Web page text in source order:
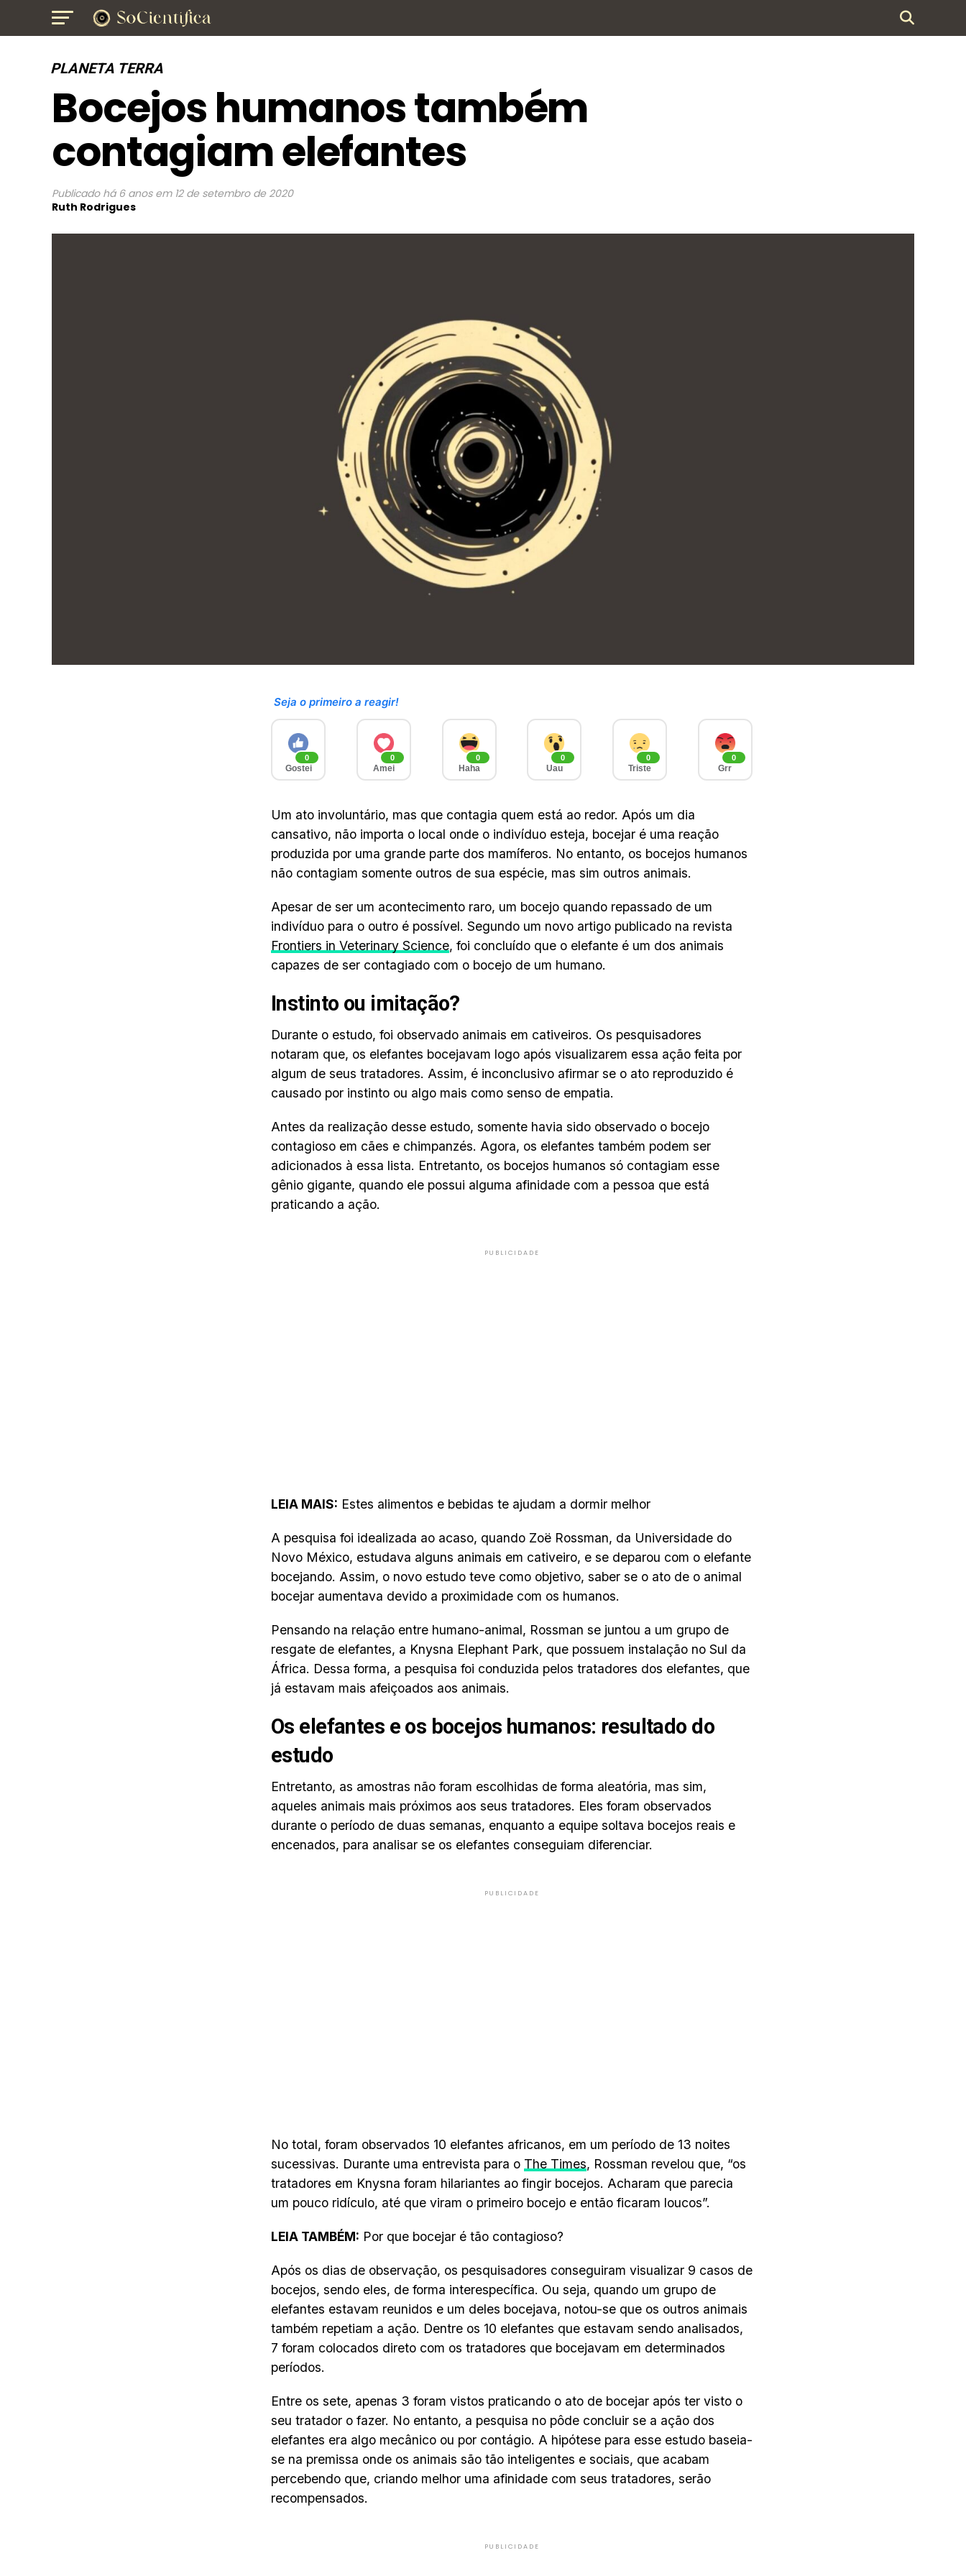
PLANETA TERRA
Bocejos humanos também
contagiam elefantes
Publicado há 6 anos em 12 de setembro de 2020
Ruth Rodrigues
Seja o primeiro a reagir!
0
Gostei
0
Amei
0
Haha
0
Uau
0
Triste
0
Grr
Um ato involuntário, mas que contagia quem está ao redor. Após um dia
cansativo, não importa o local onde o indivíduo esteja, bocejar é uma reação
produzida por uma grande parte dos mamíferos. No entanto, os bocejos humanos
não contagiam somente outros de sua espécie, mas sim outros animais.
Apesar de ser um acontecimento raro, um bocejo quando repassado de um
indivíduo para o outro é possível. Segundo um novo artigo publicado na revista
Frontiers in Veterinary Science, foi concluído que o elefante é um dos animais
capazes de ser contagiado com o bocejo de um humano.
Instinto ou imitação?
Durante o estudo, foi observado animais em cativeiros. Os pesquisadores
notaram que, os elefantes bocejavam logo após visualizarem essa ação feita por
algum de seus tratadores. Assim, é inconclusivo afirmar se o ato reproduzido é
causado por instinto ou algo mais como senso de empatia.
Antes da realização desse estudo, somente havia sido observado o bocejo
contagioso em cães e chimpanzés. Agora, os elefantes também podem ser
adicionados à essa lista. Entretanto, os bocejos humanos só contagiam esse
gênio gigante, quando ele possui alguma afinidade com a pessoa que está
praticando a ação.
PUBLICIDADE
LEIA MAIS: Estes alimentos e bebidas te ajudam a dormir melhor
A pesquisa foi idealizada ao acaso, quando Zoë Rossman, da Universidade do
Novo México, estudava alguns animais em cativeiro, e se deparou com o elefante
bocejando. Assim, o novo estudo teve como objetivo, saber se o ato de o animal
bocejar aumentava devido a proximidade com os humanos.
Pensando na relação entre humano-animal, Rossman se juntou a um grupo de
resgate de elefantes, a Knysna Elephant Park, que possuem instalação no Sul da
África. Dessa forma, a pesquisa foi conduzida pelos tratadores dos elefantes, que
já estavam mais afeiçoados aos animais.
Os elefantes e os bocejos humanos: resultado do
estudo
Entretanto, as amostras não foram escolhidas de forma aleatória, mas sim,
aqueles animais mais próximos aos seus tratadores. Eles foram observados
durante o período de duas semanas, enquanto a equipe soltava bocejos reais e
encenados, para analisar se os elefantes conseguiam diferenciar.
PUBLICIDADE
No total, foram observados 10 elefantes africanos, em um período de 13 noites
sucessivas. Durante uma entrevista para o The Times, Rossman revelou que, “os
tratadores em Knysna foram hilariantes ao fingir bocejos. Acharam que parecia
um pouco ridículo, até que viram o primeiro bocejo e então ficaram loucos”.
LEIA TAMBÉM: Por que bocejar é tão contagioso?
Após os dias de observação, os pesquisadores conseguiram visualizar 9 casos de
bocejos, sendo eles, de forma interespecífica. Ou seja, quando um grupo de
elefantes estavam reunidos e um deles bocejava, notou-se que os outros animais
também repetiam a ação. Dentre os 10 elefantes que estavam sendo analisados,
7 foram colocados direto com os tratadores que bocejavam em determinados
períodos.
Entre os sete, apenas 3 foram vistos praticando o ato de bocejar após ter visto o
seu tratador o fazer. No entanto, a pesquisa no pôde concluir se a ação dos
elefantes era algo mecânico ou por contágio. A hipótese para esse estudo baseia-
se na premissa onde os animais são tão inteligentes e sociais, que acabam
percebendo que, criando melhor uma afinidade com seus tratadores, serão
recompensados.
PUBLICIDADE